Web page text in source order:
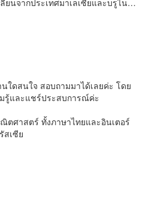
ยนจากประเทศมาเลเซียและบรูไน…
ใดสนใจ สอบถามมาได้เลยค่ะ โดย
รู้และแชร์ประสบการณ์ค่ะ
ตศาสตร์ ทั้งภาษาไทยและอินเตอร์
สเซีย